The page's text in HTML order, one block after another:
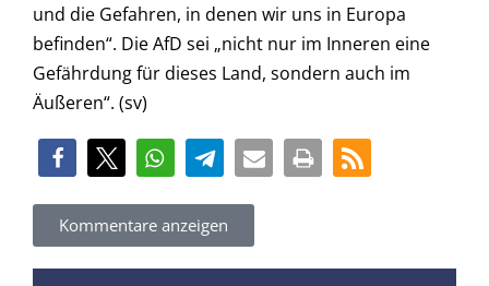
und die Gefahren, in denen wir uns in Europa
befinden“. Die AfD sei „nicht nur im Inneren eine
Gefährdung für dieses Land, sondern auch im
Äußeren“. (sv)
Kommentare anzeigen